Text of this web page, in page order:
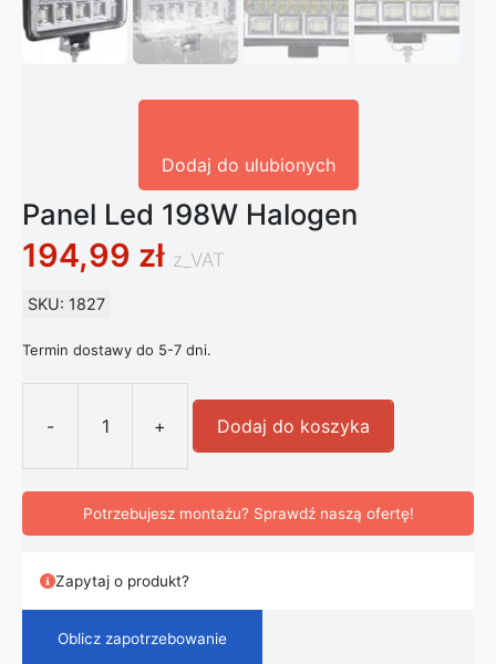
Dodaj do ulubionych
Panel Led 198W Halogen
194,99 zł z_VAT
SKU: 1827
Termin dostawy do 5-7 dni.
-
ilość Panel Led 198W Halogen
+ Dodaj do koszyka
Potrzebujesz montażu? Sprawdź naszą ofertę!
Zapytaj o produkt?
Oblicz zapotrzebowanie